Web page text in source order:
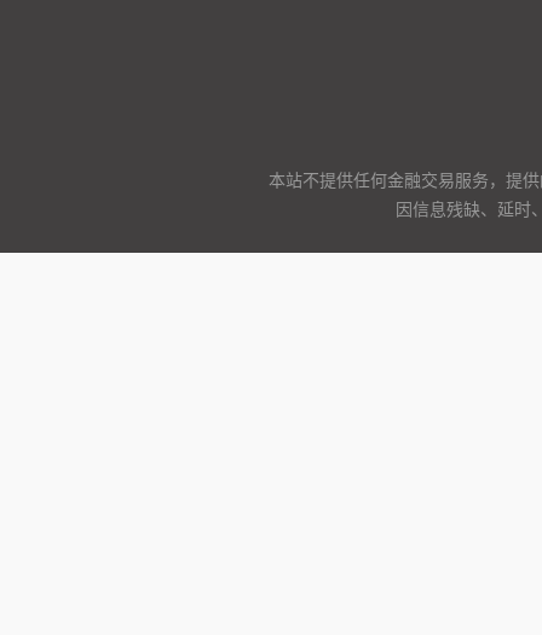
本站不提供任何金融交易服务，提
因信息残缺、延时